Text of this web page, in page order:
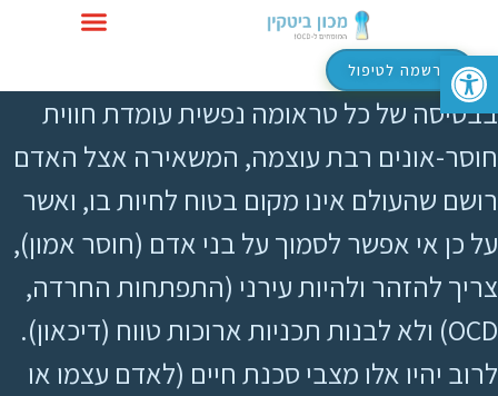
פתח סרגל נגישותהרשמה לטיפול
בבסיסה של כל טראומה נפשית עומדת חווית
חוסר-אונים רבת עוצמה, המשאירה אצל האדם
רושם שהעולם אינו מקום בטוח לחיות בו, ואשר
על כן אי אפשר לסמוך על בני אדם (חוסר אמון),
צריך להזהר ולהיות עירני (התפתחות החרדה,
OCD) ולא לבנות תכניות ארוכות טווח (דיכאון).
לרוב יהיו אלו מצבי סכנת חיים (לאדם עצמו או